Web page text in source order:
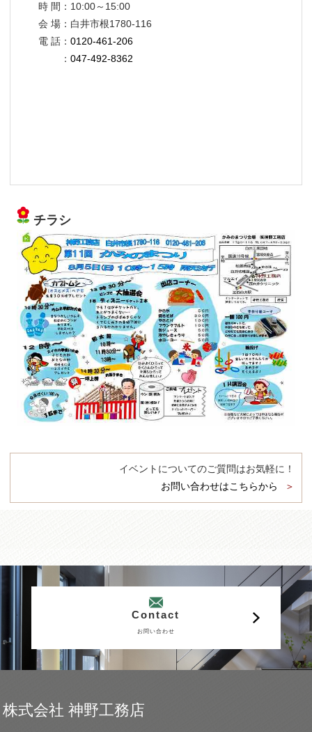
時 間：10:00～15:00
会 場：白井市根1780-116
電 話：0120-461-206
：047-492-8362
チラシ
イベントについてのご質問はお気軽に！
お問い合わせはこちらから
Contact
お問い合わせ
株式会社 神野工務店